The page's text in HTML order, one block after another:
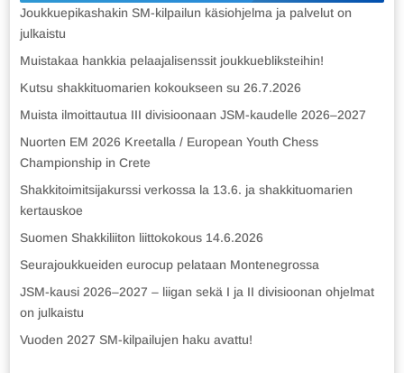
Joukkuepikashakin SM-kilpailun käsiohjelma ja palvelut on
julkaistu
Muistakaa hankkia pelaajalisenssit joukkuebliksteihin!
Kutsu shakkituomarien kokoukseen su 26.7.2026
Muista ilmoittautua III divisioonaan JSM-kaudelle 2026–2027
Nuorten EM 2026 Kreetalla / European Youth Chess
Championship in Crete
Shakkitoimitsijakurssi verkossa la 13.6. ja shakkituomarien
kertauskoe
Suomen Shakkiliiton liittokokous 14.6.2026
Seurajoukkueiden eurocup pelataan Montenegrossa
JSM-kausi 2026–2027 – liigan sekä I ja II divisioonan ohjelmat
on julkaistu
Vuoden 2027 SM-kilpailujen haku avattu!